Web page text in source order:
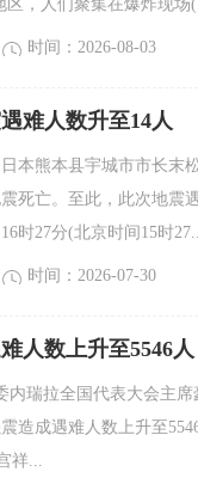
区，人们聚集在爆炸现场
时间：2026-08-03
难人数升至14人
熊本县宇城市市长末
震死亡。至此，此次地
时27分(北京时间15时
时间：2026-07-30
人数上升至5546人
内瑞拉全国代表大会主
造成遇难人数上升至
祥...